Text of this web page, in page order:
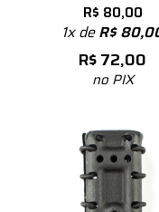
R$ 80,00
1x deR$
R$72,00
no PIX